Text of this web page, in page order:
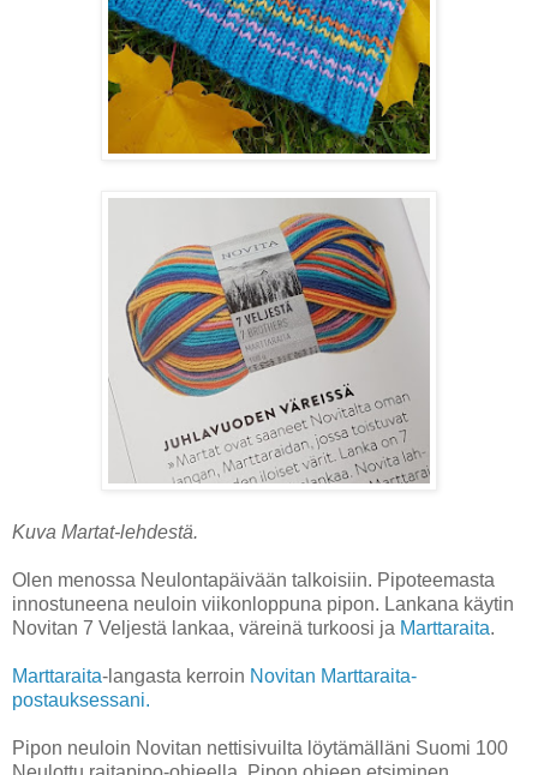
Kuva Martat-lehdestä.
Olen menossa Neulontapäivään talkoisiin. Pipoteemasta
innostuneena neuloin viikonloppuna pipon. Lankana käytin
Novitan 7 Veljestä lankaa, väreinä turkoosi ja Marttaraita.
Marttaraita-langasta kerroin Novitan Marttaraita-
postauksessani.
Pipon neuloin Novitan nettisivuilta löytämälläni Suomi 100